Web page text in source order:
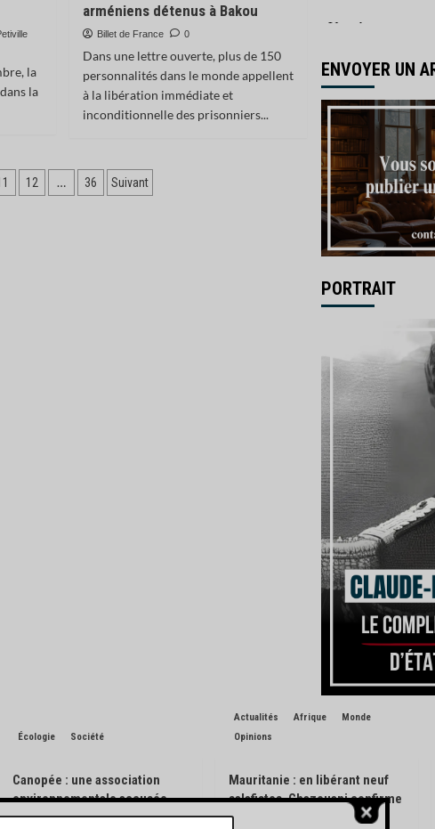
la
la
arméniens détenus à Bakou
Billet de France 0
Dans une lettre ouverte, plus de 150
personnalités dans le monde appellent
à la libération immédiate et
inconditionnelle des prisonniers...
12 … 36 Suivant
ENVOYER UN
PORTRAIT
Écologie Société
Canopée : une association
environnementale accusée
d’avoir pisté des engins
Actualités Afrique
Monde
Opinions
Mauritanie : en libérant neuf
salafistes, Ghazouani confirme
l’exception de son pays